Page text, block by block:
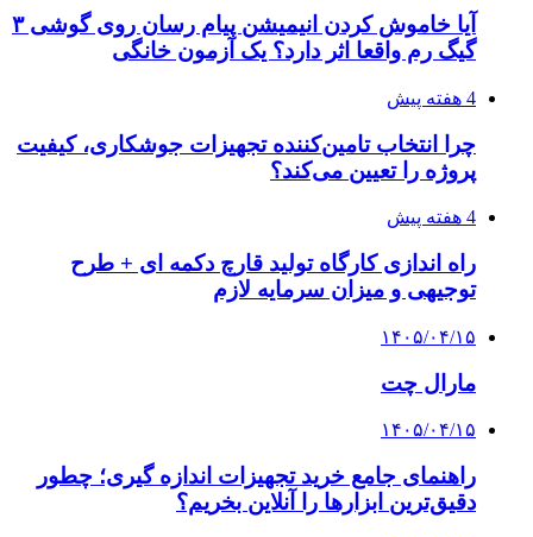
آیا خاموش کردن انیمیشن پیام رسان روی گوشی ۳
گیگ رم واقعا اثر دارد؟ یک آزمون خانگی
4 هفته پیش
چرا انتخاب تامین‌کننده تجهیزات جوشکاری، کیفیت
پروژه را تعیین می‌کند؟
4 هفته پیش
راه اندازی کارگاه تولید قارچ دکمه ای + طرح
توجیهی و میزان سرمایه لازم
۱۴۰۵/۰۴/۱۵
مارال چت
۱۴۰۵/۰۴/۱۵
راهنمای جامع خرید تجهیزات اندازه گیری؛ چطور
دقیق‌ترین ابزارها را آنلاین بخریم؟